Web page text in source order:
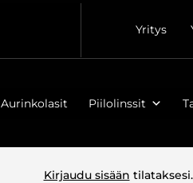
Yritys
Aurinkolasit Piilolinssit
Kirjaudu sisään tilataksesi.